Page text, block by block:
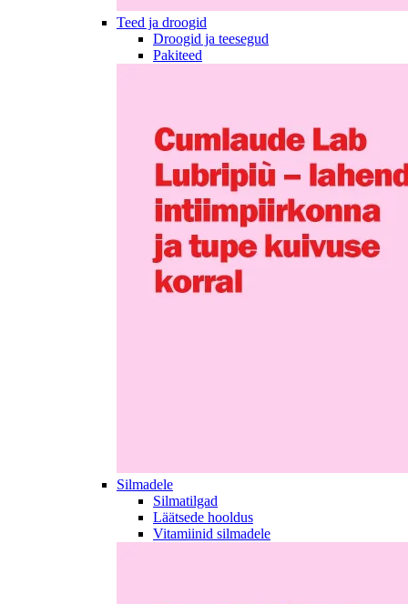
Teed ja droogid
Droogid ja teesegud
Pakiteed
Silmadele
Silmatilgad
Läätsede hooldus
Vitamiinid silmadele